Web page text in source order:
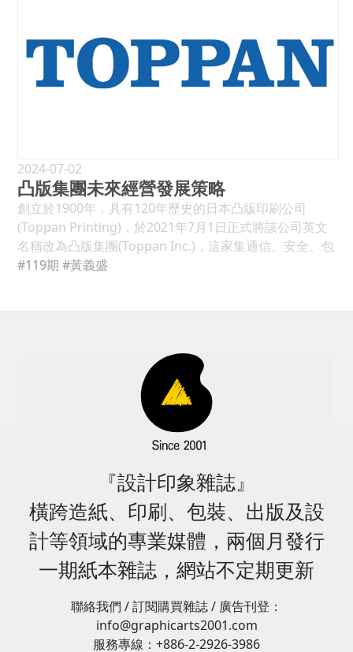
億美元(占20.4%)是兩個最大市場，接著是中國約0.995億
美元(占12.2%)、其他區約0.88億美元(10.8%)、日本約
0.68億美元(8.4%)、香港約0.55億美元(6.7%)、澳紐約0.49
約8.2%，外銷市場變化確實與中國、歐洲的經濟蕭條有相
關聯，而東協市場衰退的原因是值得探討的。(見表10) 就
個別產品的外銷市場地區分析，繁體書籍在2022年外銷額
約1.02億美元，衰退約4.9%，主要是中國(-12.8%)、香港
(-15.6%)及日本(-18.7%)區衰退外，其他地區則都呈現高成
長，其中美國增加43.8%，歐洲增139.1%，澳紐增
是2019年外銷額的40%，疫情確實影響很大，希望疫情解
封後，日本市場可以回歸。2022年轉印紙外銷額達1.31億
美元，較2021年再增長約1.9%，其中轉印紙外銷額高達
1.29億美元(+36.7%)，東協占約7,075萬美元(+11.0%)、其
他地區約3,113萬美元(-6.7%)，而2021年壁紙外銷約138
(48類)外銷額約5.09億美元(-3.6%)，市場主要是北美約2.1
億美元(+4.7%)、東協約0.79億美元(-21.7%)、其他地區約
0.48億美元(+19.2%)，中國及香港合計約4,875萬美元
(-28.2%)、澳紐也有4,656萬美元(+14.3%)、歐洲約3,901
萬美元(-9.7%)，日本約3,507萬美元(+8.3%)，這顯示紙品
加工的外銷市場地區是多元的，但中國供應鏈的外移，讓
紙品加工有多麼的重要(包裝用途)。 2022年台灣包裝印刷
外銷約1.56億美元，較2021年的1.68億美元減少7.3%，其
動DNP的未來成長及貢獻社會為宗旨，同時提高公司的經
營價值。 大日本印刷的社會責任政策 為公司永續發展的需
要，大日本印刷公司一直很在意保持能被各利益相關者所
創造價值是DNP第一項最基本的社會責任，也意識到提供
產品和服務過程，要兼顧到社會的可持續發展及實現公司
的成長。透過企業的願景，DNP將繼續以價值創造來解決
社會問題；第二項責任是在價值創造中必需是公平公正，
而且不可讓環境受損及違背法律規範，根據公司行為誠信
準則，所有員工必須有責任的及具體的實現這個責任；第
三個責任是讓公司成為負責任及高度透明的公司，這是讓
規範，設立防災委員會，以支持緊急情況公司業務運營的
連續性，避免影響客戶、員工、供應商及各種利益關係
者，開發印刷與資訊技術，以解決社會問題及促進公司成
長，開發原創技術及建立聯盟關係。並以專利及智慧財產
保護措施來維繫公司競爭優勢，成立集團資訊安全委員
會，推動資訊安全與個人隱私保護政策，以確保資訊相關
冊，以提高在全球七個海外國家的大日本印刷相關企業員
工的資訊安全意識。 實現可持續發展(SDGs)更是DNP未
來的長期經營目標，而以ESG (環境、社會責任及公司治
理)倡議行動來落實這個承諾，這也包括社會責任(CSR)、
環境倡議、氣候變遷倡議、人力資源與人權倡議及公司治
理倡議等議題。在社會責任(CSR)議題上，是以聯合國全球
契約十原則和可持續發展目標進行綜合分析；而在2020年
3月，DNP更提出了2050年的環境願景，其中包括了實現
脫碳、循環經濟、社會與自然和諧相處，採取減少溫室氣
入占約4.6%，但亞洲的營收在2020年增加約8.4%，日本
國內營收則減少約5.7%。(見表1) 大日本印刷公司現有資
訊傳播事業部(Information Communication)、生活與工
電子事業群佔52%最大，飲料事業部不論營業額或營業利
益都是最小的部門；比較2019年，電子部門成長約
5.58%，其營業利益也成長約7.48%，這是受益於物聯網、
下代通訊(5G)與移動產業(Mobility)的快速發展所影響，而
其他三個事業部的營收分別減少約6∼7%，導致資訊傳播
營業利益減少約37%，飲料部門更大減約59%，但生活與
工業品營業利益卻增加約25.31%，2020年的合併營業利
料需求增加，也讓鋰電池需求大增，但也降低禮品及包裝
材料的需求；但在數據服務上業績是持平的，因為政府之
需求是增加的，但是影像相關產品及服務市場卻大幅減
少。(見表2) 大日本印刷經營模式與策略 大日本印刷與凸
版印刷公司是全球前兩大的綜合性印刷公司，也是世界印
刷產業最跨領域服務的領導性企業，其主要競爭優勢是融
DNP以凸版印刷印書起家，1951年起，進入第二次創業，
成為綜合印刷(Comprehensive Printing 1950∼1980年)
公司；在1973年超越美國當納利，成為全球最大的綜合印
刷公司，後再正式跨入資訊處理(Information
Processing 1980∼2000年)及資訊傳播業服務
(Information Communication 1990∼2000年)；2000年
後，以融合印刷與資訊解決方案(P＆I Solution)作為21世
紀發展的願景，2015年後，更以印刷與資訊的創新(P＆I
Innovation)來引導未來發展的願景，並確認知識與傳播、
不穩定風險，仍來自烏克蘭戰爭、極端氣候的衝擊，讓通
膨保持高位，而引發更緊收的貨幣政策，加上中國經濟可
能放緩，房地產債務風險仍陷緊張，這都是全球經濟增長
的潛在風險。(見圖1) 過去一年，台灣經濟也陷入了困境，
1.36%的增長，預估全年經濟增長率約1.61%，並預估
2024年能有3.32%的經濟增長率。就主計處所公布的消費
者物價指數，2022年為2.95%，生產者物價指數為
10.51%，但2023年的消費者物價指數，第一季則為
2.61%，第二季為2.04%，預估全年為2.14%，就生產者物
價指數分析，2023年第一季為漲3.16%，第二季下跌
跌，調整庫存成為企業經營首要任務，尤其是佔約50%出
口額的半導體、資訊、通訊等庫存調整更是明顯，這讓台
灣出口產品，除了機械用具及零件還有增長外，其他品項
出口都維持20～30%的降幅。而出口衰退超過17%的地區
包括中國大陸、韓國、大洋洲及馬、越、菲、印尼、中東
及非洲等地；外銷市場衰退，但內需消費市場卻是逐漸熱
絡，2023年上半年的零售營業額，較2022年同期增加約
8.99%，餐飲又營業額則增加約26.27%，而美元轉強，美
元台幣匯率到8月底亦接近1比32元台幣。(見圖2) ●圖1：
2022～2024年全球經濟成長預測(資料來源╱IMF國際貨
幣基金) ●圖2：近一年台灣出口貿易額及增長率(資料來源
╱經濟部國貿局) 2023年經濟困境下的台灣印刷包裝相關
產業 以經濟部產銷資料統計資料，2023年1～6月造紙業
總產量約193.7萬噸，較2022年同期減少11.5%，內銷量約
115萬噸，較2022年同期減少11.3%，出口量約77.4萬
噸，與2022年同，進口量約53.3萬噸，較2022年的63萬
2024-07-02
凸版集團未來經營發展策略
創立於1900年，具有120年歷史的日本凸版印刷公司
(Toppan Printing)，於2021年7月1日正式將該公司英文
名稱改為凸版集團(Toppan Inc.)，這家集通信、安全、包
裝、裝飾材料和電子解決方案的全球領導者，改名是因應
多方面、端到端解決方案的集團，來因應全球社會面臨的
挑戰。 成為創新社會價值全球性公司 1900年至1950年
間，凸版印刷專注於印刷領域的發展，1950年至2000年期
間，凸版印刷與大日本印刷成為全球前二名的綜合印刷公
司(Comprehensive Printing)，2000年凸版印刷提出21世
紀願景(Vision 21)，並加速數位業務的發展，2015年後，
凸版印刷加速先進數位(DX)及可持續發展(SX)轉型，以發
展全球業務、嶄新的市場領域與業務為目標，期盼將凸版
集團成為創新社會價值(Social Value Creating)的全球性
公司。 凸版集團現有的經營範圍大致可分成資訊與傳播
(Information ＆ Communication)、生活與工業
(Living ＆Industry)、電子(Electronics)等三大事業群。資
(Content ＆Marketing)、商業外包服務(BPO)等業務內
容，生活與工業事業群則是包括包裝(Packaging)、裝飾
材料(Decor Materials)、功能產品與能源(Functional
#119期 #黃義盛
『設計印象雜誌』
橫跨造紙、印刷、包裝、出版及設
計等領域的專業媒體，兩個月發行
一期紙本雜誌，網站不定期更新
聯絡我們 / 訂閱購買雜誌 / 廣告刊登：
info@graphicarts2001.com
服務專線：+886-2-2926-3986